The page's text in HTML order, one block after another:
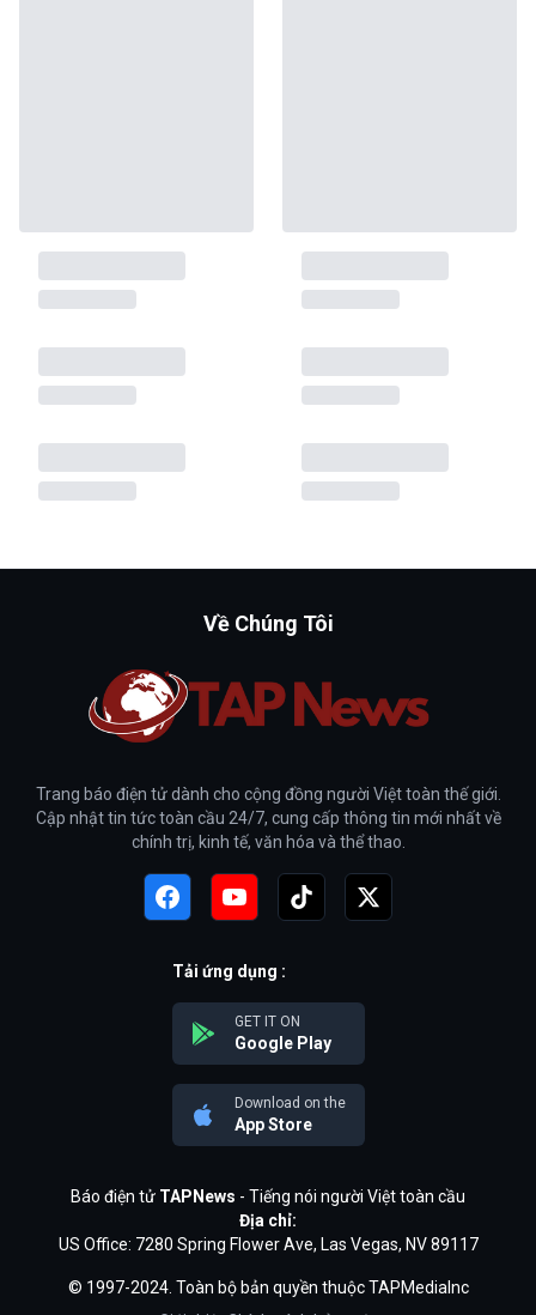
Về Chúng Tôi
Trang báo điện tử dành cho cộng đồng người Việt toàn thế giới.
Cập nhật tin tức toàn cầu 24/7, cung cấp thông tin mới nhất về
chính trị, kinh tế, văn hóa và thể thao.
Tải ứng dụng :
GET IT ON
Google Play
Download on the
App Store
Báo điện tử TAPNews - Tiếng nói người Việt toàn cầu
Địa chỉ:
US Office: 7280 Spring Flower Ave, Las Vegas, NV 89117
© 1997-2024. Toàn bộ bản quyền thuộc TAPMediaInc